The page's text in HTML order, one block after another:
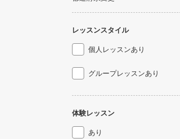
レッスンスタイル
個人レッスンあり
グループレッスンあり
体験レッスン
あり